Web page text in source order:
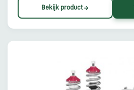
Bekijk product